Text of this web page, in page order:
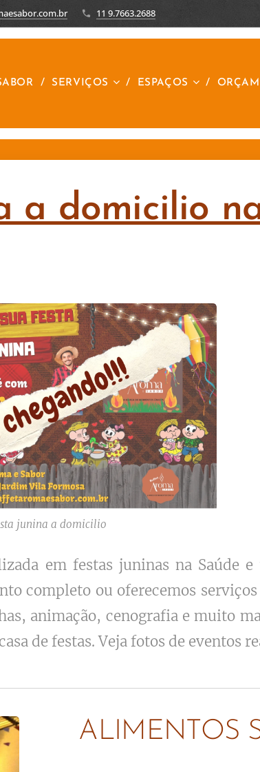
11 9.7663.2688
SERVIÇOS ESPAÇOS
a domicilio
junina a domicilio
em festas juninas na Saúde
completo ou oferecemos
animação, cenografia e muito
de festas. Veja fotos de eventos
ALIMENTOS